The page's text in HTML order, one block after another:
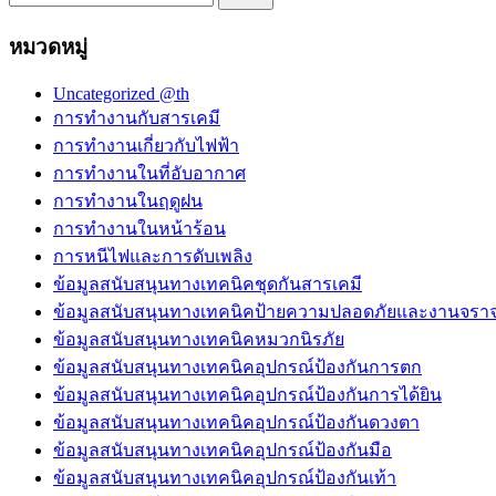
หมวดหมู่
Uncategorized @th
การทำงานกับสารเคมี
การทำงานเกี่ยวกับไฟฟ้า
การทำงานในที่อับอากาศ
การทำงานในฤดูฝน
การทำงานในหน้าร้อน
การหนีไฟและการดับเพลิง
ข้อมูลสนับสนุนทางเทคนิคชุดกันสารเคมี
ข้อมูลสนับสนุนทางเทคนิคป้ายความปลอดภัยและงานจรา
ข้อมูลสนับสนุนทางเทคนิคหมวกนิรภัย
ข้อมูลสนับสนุนทางเทคนิคอุปกรณ์ป้องกันการตก
ข้อมูลสนับสนุนทางเทคนิคอุปกรณ์ป้องกันการได้ยิน
ข้อมูลสนับสนุนทางเทคนิคอุปกรณ์ป้องกันดวงตา
ข้อมูลสนับสนุนทางเทคนิคอุปกรณ์ป้องกันมือ
ข้อมูลสนับสนุนทางเทคนิคอุปกรณ์ป้องกันเท้า